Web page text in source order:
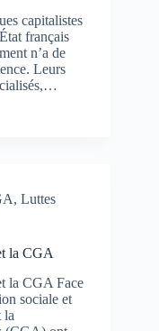
capitalistes
français
n’a de
Leurs
, Luttes
la CGA
la CGA Face
sociale et
la